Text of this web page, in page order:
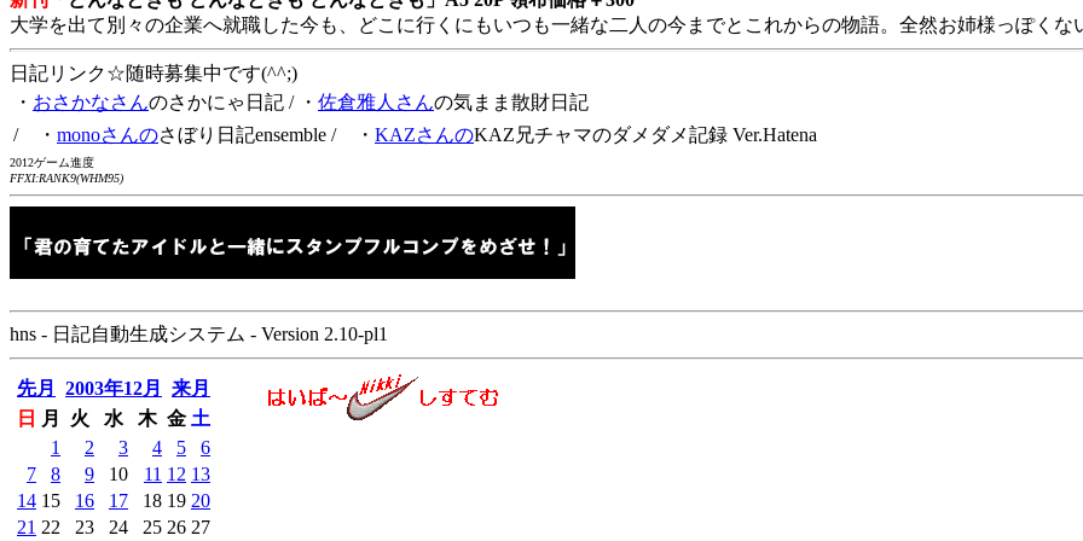
大学を出て別々の企業へ就職した今も、どこに行くにもいつも一緒な二人の今までとこれからの物語。全然お姉様っぽくな
日記リンク☆随時募集中です(^^;)
・ おさかなさんのさかにゃ日記 / ・ 佐倉雅人さんの気まま散財日記
/ ・ monoさんのさぼり日記ensemble / ・ KAZさんのKAZ兄チャマのダメダメ記録 Ver.Hatena
2012ゲーム進度
FFXI:RANK9(WHM95)
hns - 日記自動生成システム - Version 2.10-pl1
先月 2003年12月
来月
日
月 火 水 木 金 土
1
2 3 4 5
6
7
8 9 10 11 12 13
14 15 16 17 18 19 20
21 22 23 24 25 26 27